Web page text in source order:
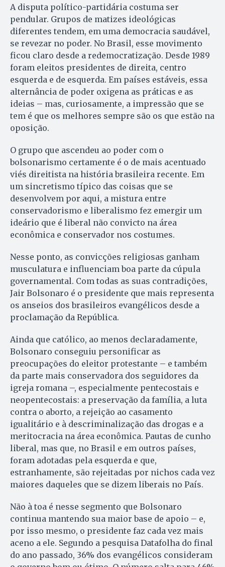
A disputa político-partidária costuma ser
pendular. Grupos de matizes ideológicas
diferentes tendem, em uma democracia saudável,
se revezar no poder. No Brasil, esse movimento
ficou claro desde a redemocratização. Desde 1989
foram eleitos presidentes de direita, centro
esquerda e de esquerda. Em países estáveis, essa
alternância de poder oxigena as práticas e as
ideias – mas, curiosamente, a impressão que se
tem é que os melhores sempre são os que estão na
oposição.
O grupo que ascendeu ao poder com o
bolsonarismo certamente é o de mais acentuado
viés direitista na história brasileira recente. Em
um sincretismo típico das coisas que se
desenvolvem por aqui, a mistura entre
conservadorismo e liberalismo fez emergir um
ideário que é liberal não convicto na área
econômica e conservador nos costumes.
Nesse ponto, as convicções religiosas ganham
musculatura e influenciam boa parte da cúpula
governamental. Com todas as suas contradições,
Jair Bolsonaro é o presidente que mais representa
os anseios dos brasileiros evangélicos desde a
proclamação da República.
Ainda que católico, ao menos declaradamente,
Bolsonaro conseguiu personificar as
preocupações do eleitor protestante – e também
da parte mais conservadora dos seguidores da
igreja romana –, especialmente pentecostais e
neopentecostais: a preservação da família, a luta
contra o aborto, a rejeição ao casamento
igualitário e à descriminalização das drogas e a
meritocracia na área econômica. Pautas de cunho
liberal, mas que, no Brasil e em outros países,
foram adotadas pela esquerda e que,
estranhamente, são rejeitadas por nichos cada vez
maiores daqueles que se dizem liberais no País.
Não à toa é nesse segmento que Bolsonaro
continua mantendo sua maior base de apoio – e,
por isso mesmo, o presidente faz cada vez mais
aceno a ele. Segundo a pesquisa Datafolha do final
do ano passado, 36% dos evangélicos consideram